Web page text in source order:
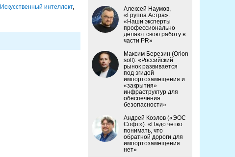
Искусственный интеллект,
Алексей Наумов,
«Группа Астра»:
«Наши эксперты
профессионально
делают свою работу в
части PR»
Максим Березин (Orion
soft): «Российский
рынок развивается
под эгидой
импортозамещения и
«закрытия»
инфраструктур для
обеспечения
безопасности»
Андрей Козлов («ЭОС
Софт»): «Надо четко
понимать, что
обратной дороги для
импортозамещения
нет»